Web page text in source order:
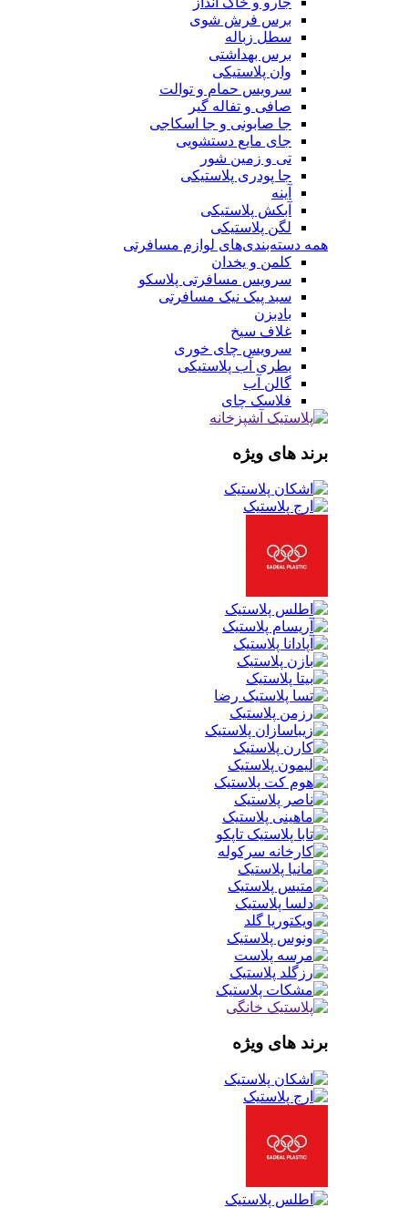
برس فرش شوی
سطل زباله
برس بهداشتی
وان پلاستیکی
سرویس حمام و توالت
صافی و تفاله گیر
جا صابونی و جا اسکاجی
جای مایع دستشویی
تی و زمین شور
جا پودری پلاستیکی
آینه
آبکش پلاستیکی
لگن پلاستیکی
همه دسته‌بندی‌های لوازم مسافرتی
کلمن و یخدان
سرویس مسافرتی پلاسکو
سبد پیک نیک مسافرتی
بادبزن
غلاف سیخ
سرویس چای خوری
بطری آب پلاستیکی
گالن آب
فلاسک چای
برند های ویژه
برند های ویژه